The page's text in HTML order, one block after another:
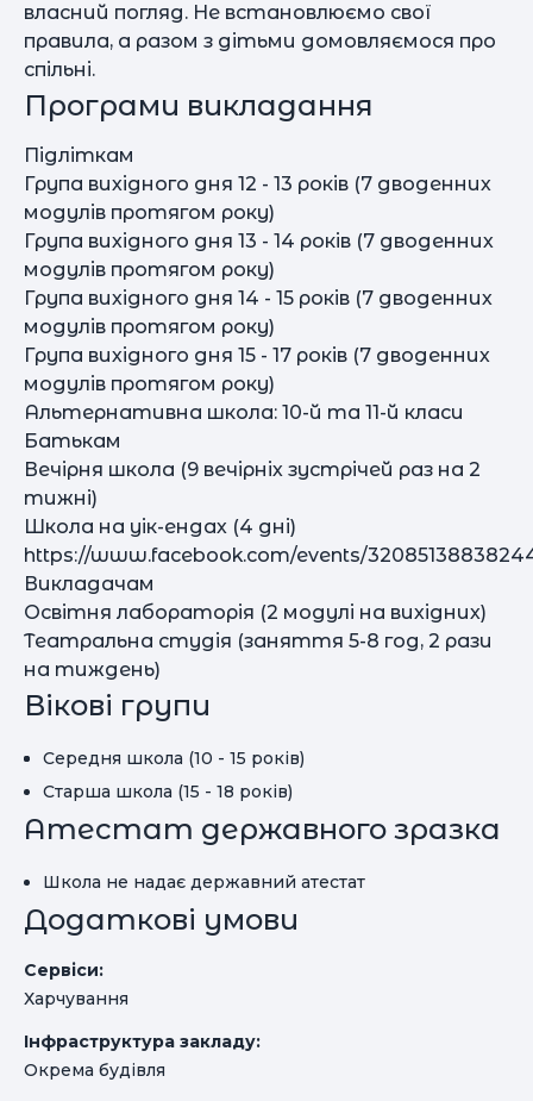
власний погляд. Не встановлюємо свої
правила, а разом з дітьми домовляємося про
спільні.
Програми викладання
Підліткам
Група вихідного дня 12 - 13 років (7 дводенних
модулів протягом року)
Група вихідного дня 13 - 14 років (7 дводенних
модулів протягом року)
Група вихідного дня 14 - 15 років (7 дводенних
модулів протягом року)
Група вихідного дня 15 - 17 років (7 дводенних
модулів протягом року)
Альтернативна школа: 10-й та 11-й класи
Батькам
Вечірня школа (9 вечірніх зустрічей раз на 2
тижні)
Школа на уік-ендах (4 дні)
https://www.facebook.com/events/
Викладачам
Освітня лабораторія (2 модулі на вихідних)
Театральна студія (заняття 5-8 год, 2 рази
на тиждень)
Вікові групи
Середня школа (10 - 15 років)
Старша школа (15 - 18 років)
Атестат державного зразка
Школа не надає державний атестат
Додаткові умови
Сервіси:
Харчування
Інфраструктура закладу:
Окрема будівля